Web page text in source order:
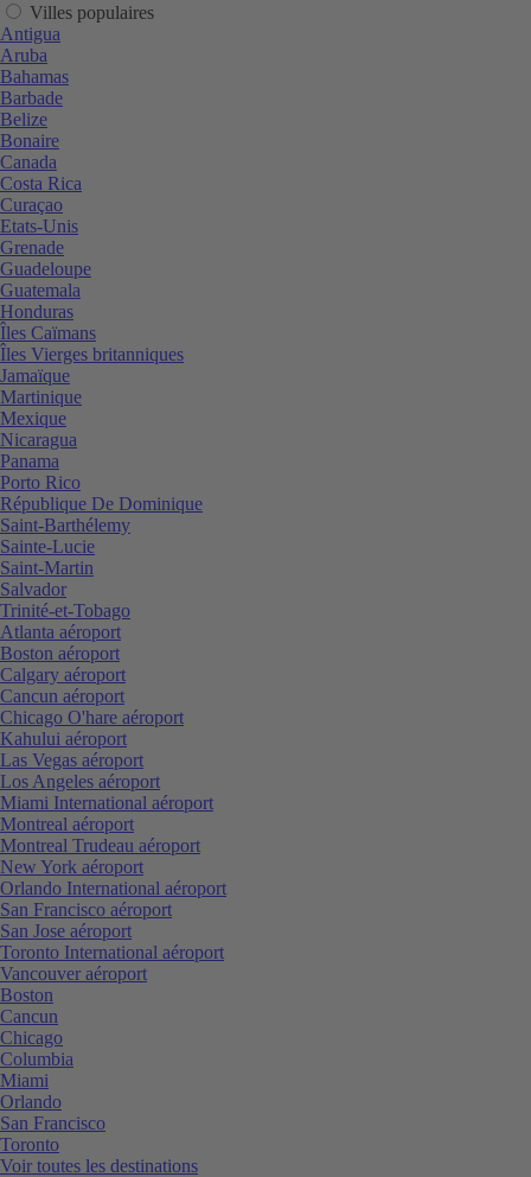
Villes populaires
Antigua
Aruba
Bahamas
Barbade
Belize
Bonaire
Canada
Costa Rica
Curaçao
Etats-Unis
Grenade
Guadeloupe
Guatemala
Honduras
Îles Caïmans
Îles Vierges britanniques
Jamaïque
Martinique
Mexique
Nicaragua
Panama
Porto Rico
République De Dominique
Saint-Barthélemy
Sainte-Lucie
Saint-Martin
Salvador
Trinité-et-Tobago
Atlanta aéroport
Boston aéroport
Calgary aéroport
Cancun aéroport
Chicago O'hare aéroport
Kahului aéroport
Las Vegas aéroport
Los Angeles aéroport
Miami International aéroport
Montreal aéroport
Montreal Trudeau aéroport
New York aéroport
Orlando International aéroport
San Francisco aéroport
San Jose aéroport
Toronto International aéroport
Vancouver aéroport
Boston
Cancun
Chicago
Columbia
Miami
Orlando
San Francisco
Toronto
Voir toutes les destinations